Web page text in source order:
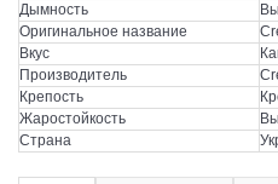
Дымность
Оригинальное название
Вкус
Производитель
Крепость
Жаростойкость
Страна